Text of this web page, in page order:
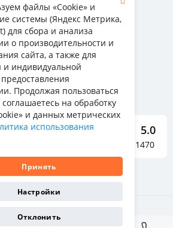
Вопрос-ответ
Обмен и возврат
Гарантия
5.0
Отзывы о нас 1470
мебель», 2011-2026
файлы «Cookie» и
системы (Яндекс Метрика,
для сбора и анализа
о производительности и
сайта, а также для
и индивидуальной
Продолжая пользоваться
на обработку
и данных метрических
использования
Принять
Настройки
Отклонить